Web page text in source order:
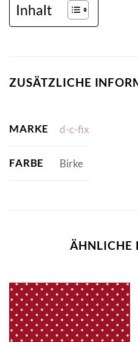
Inhalt
ZUSÄTZLICHE
MARKE d-c-fix
FARBE Birke
ÄHNLICHE